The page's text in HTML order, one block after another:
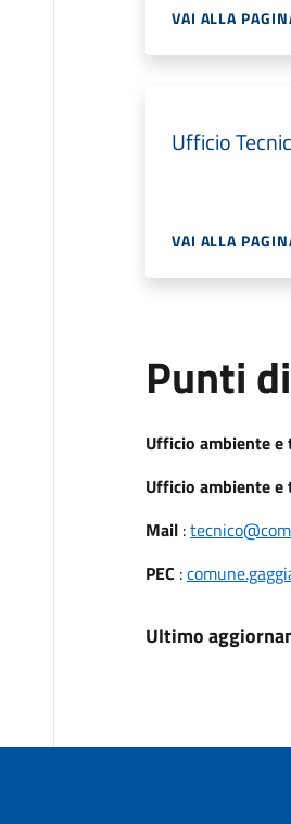
VAI ALLA
Ufficio
VAI ALLA
Punti
Ufficio ambiente
Ufficio ambiente
Mail:
PEC :
Ultimo